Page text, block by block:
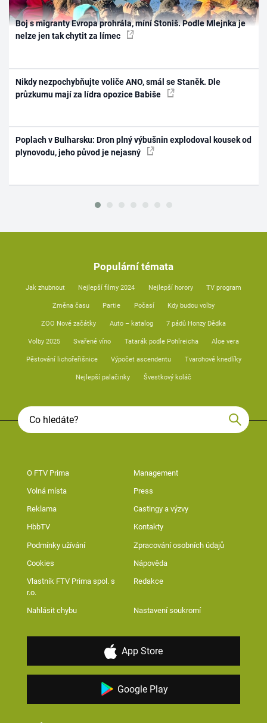
Boj s migranty Evropa prohrála, míní Stoniš. Podle Mlejnka je
nelze jen tak chytit za límec
Nikdy nezpochybňujte voliče ANO, smál se Staněk. Dle
průzkumu mají za lídra opozice Babiše
Poplach v Bulharsku: Dron plný výbušnin explodoval kousek od
plynovodu, jeho původ je nejasný
Populární témata
Jak zhubnout Nejlepší filmy 2024 Nejlepší horory TV program
Změna času Partie Počasí Kdy budou volby
ZOO Nové začátky Auto – katalog 7 pádů Honzy Dědka
Volby 2025 Svařené víno Tatarák podle Pohlreicha Aloe vera
Pěstování lichořeřišnice Výpočet ascendentu Tvarohové knedlíky
Nejlepší palačinky Švestkový koláč
O FTV Prima Management
Volná místa Press
Reklama Castingy a výzvy
HbbTV Kontakty
Podmínky užívání Zpracování osobních údajů
Cookies Nápověda
Vlastník FTV Prima spol. s
r.o.
Redakce
Nahlásit chybu Nastavení soukromí
App Store
Google Play